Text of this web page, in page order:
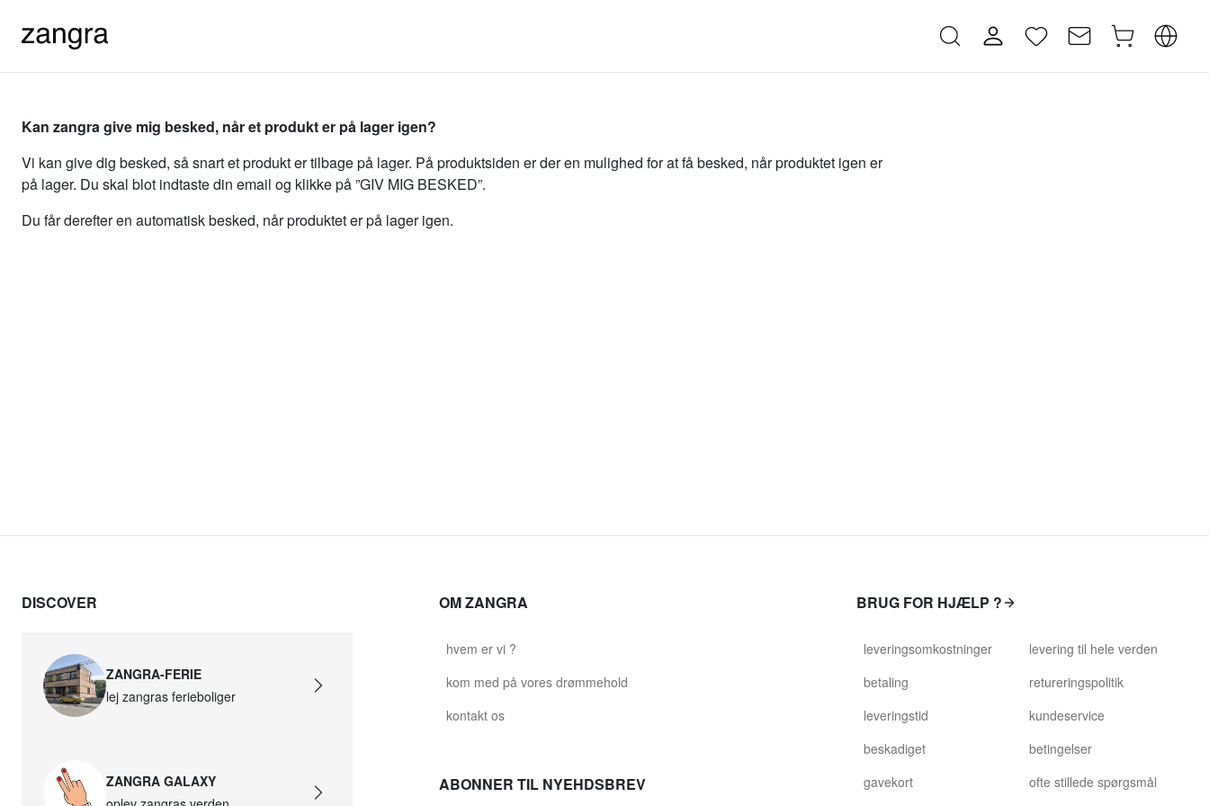
Kan zangra give mig besked, når et produkt er på lager igen?
Vi kan give dig besked, så snart et produkt er tilbage på lager. På produktsiden er der en mulighed for at få besked, når produktet igen er
på lager. Du skal blot indtaste din email og klikke på ”GIV MIG BESKED”.
Du får derefter en automatisk besked, når produktet er på lager igen.
DISCOVER
ZANGRA-FERIE
lej zangras ferieboliger
ZANGRA GALAXY
OM ZANGRA
hvem er vi ?
kom med på vores drømmehold
kontakt os
ABONNER TIL NYEHDSBREV
BRUG FOR HJÆLP ?
leveringsomkostninger
betaling
leveringstid
beskadiget
gavekort
levering til hele verden
retureringspolitik
kundeservice
betingelser
ofte stillede spørgsmål